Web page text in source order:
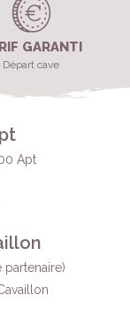
GARANTI
Départ cave
Apt
partenaire)